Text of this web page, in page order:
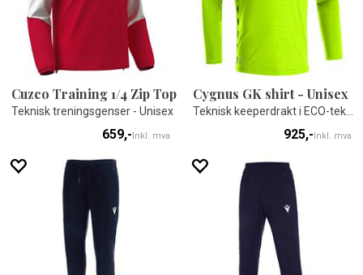
Cuzco Training 1/4 Zip Top
Teknisk treningsgenser - Unisex
659,-Inkl. mva
Cygnus GK shirt - Unisex
925,-Inkl. mva